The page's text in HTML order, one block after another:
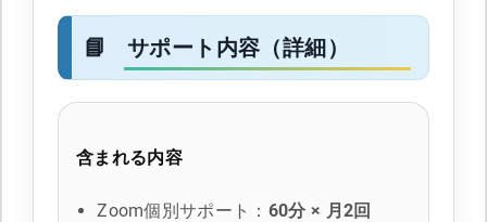
サポート内容（詳細）
含まれる内容
Zoom個別サポート： 60分 × 月2回